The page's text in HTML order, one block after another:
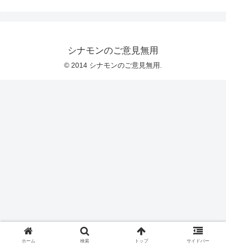
シナモンのご意見無用
© 2014 シナモンのご意見無用.
ホーム 検索 トップ サイドバー